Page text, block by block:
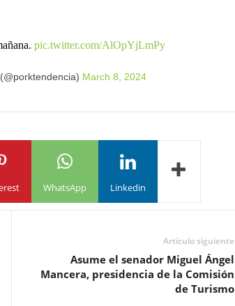
pic.twitter.com/AlOpYjLmPy
March 8, 2024
WhatsApp Linkedin
Artículo siguiente
Asume el senador Miguel Ángel
Mancera, presidencia de la Comisión
de Turismo